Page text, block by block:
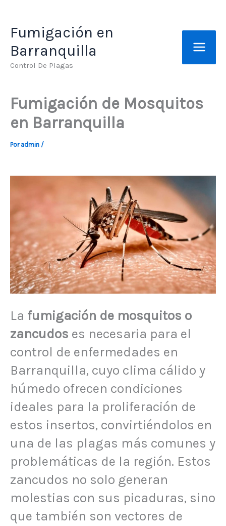
contenido
Fumigación en
Barranquilla
Control De Plagas
Fumigación de Mosquitos
en Barranquilla
Por admin /
La fumigación de mosquitos o
zancudos es necesaria para el
control de enfermedades en
Barranquilla, cuyo clima cálido y
húmedo ofrecen condiciones
ideales para la proliferación de
estos insertos, convirtiéndolos en
una de las plagas más comunes y
problemáticas de la región. Estos
zancudos no solo generan
molestias con sus picaduras, sino
que también son vectores de